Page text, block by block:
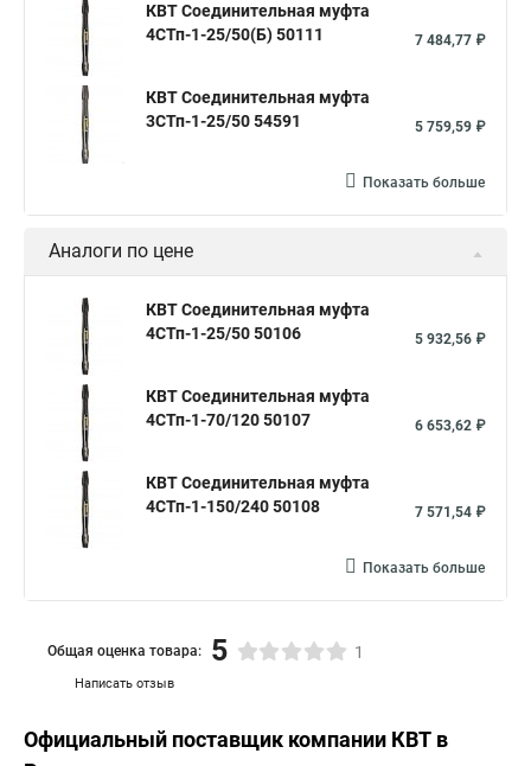
КВТ Соединительная муфта
4СТп-1-25/50(Б) 50111
7 484,77 ₽
КВТ Соединительная муфта
3СТп-1-25/50 54591
5 759,59 ₽
Показать больше
Аналоги по цене
КВТ Соединительная муфта
4СТп-1-25/50 50106
5 932,56 ₽
КВТ Соединительная муфта
4СТп-1-70/120 50107
6 653,62 ₽
КВТ Соединительная муфта
4СТп-1-150/240 50108
7 571,54 ₽
Показать больше
Написать отзыв
Общая оценка товара: 5 1
Официальный поставщик компании КВТ в